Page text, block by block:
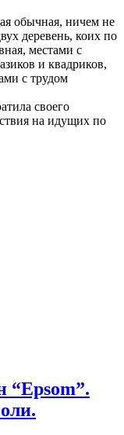
обычная, ничем не
деревень, коих по
местами с
и квадриков,
с трудом
своего
на идущих по
“Epsom”.